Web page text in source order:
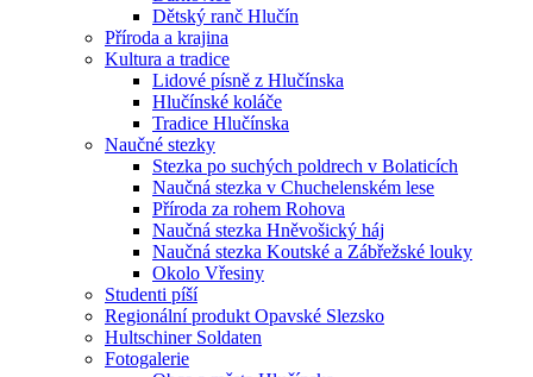
Dětský ranč Hlučín
Příroda a krajina
Kultura a tradice
Lidové písně z Hlučínska
Hlučínské koláče
Tradice Hlučínska
Naučné stezky
Stezka po suchých poldrech v Bolaticích
Naučná stezka v Chuchelenském lese
Příroda za rohem Rohova
Naučná stezka Hněvošický háj
Naučná stezka Koutské a Zábřežské louky
Okolo Vřesiny
Studenti píší
Regionální produkt Opavské Slezsko
Hultschiner Soldaten
Fotogalerie